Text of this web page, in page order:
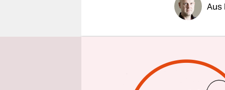
Aus
Punkt 20
Spanien